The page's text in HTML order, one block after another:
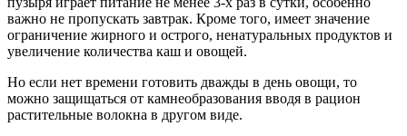
важно не пропускать завтрак. Кроме того, имеет значение
ограничение жирного и острого, ненатуральных продуктов и
увеличение количества каш и овощей.
Но если нет времени готовить дважды в день овощи, то
можно защищаться от камнеобразования вводя в рацион
растительные волокна в другом виде.